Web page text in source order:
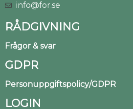
info@for.se
RÅDGIVNING
Frågor & svar
GDPR
Personuppgiftspolicy/GDPR
LOGIN